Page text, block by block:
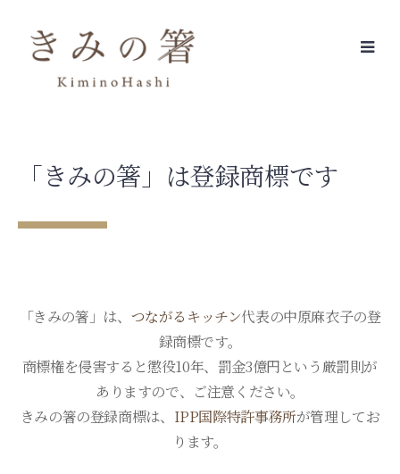
content
「きみの箸」は登録商標です
「きみの箸」は、 つながるキッチン代表の中原麻衣子の登
録商標です。
商標権を侵害すると懲役10年、罰金3億円という厳罰則が
ありますので、ご注意ください。
きみの箸の登録商標は、 IPP国際特許事務所が管理してお
ります。